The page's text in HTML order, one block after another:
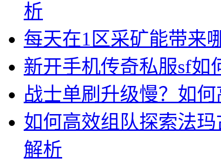
析
每天在1区采矿能带来
新开手机传奇私服sf如
战士单刷升级慢？如
如何高效组队探索法
解析